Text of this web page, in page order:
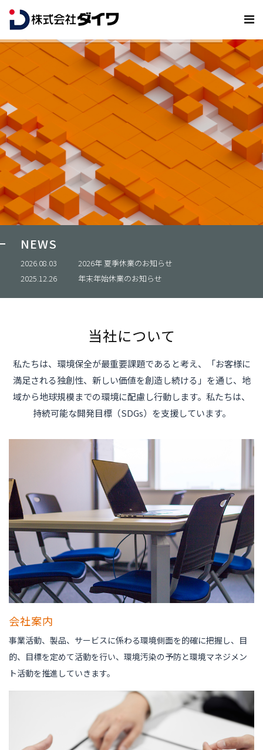
誠心奉仕 ・ 迅速奉仕 ・ 願客奉仕
Sincerity service / Prompt service / Customer service
NEWS
2026.08.03
2026年 夏季休業のお知らせ
2025.12.26
年末年始休業のお知らせ
当社について
私たちは、環境保全が最重要課題であると考え、「お客様に
満足される独創性、新しい価値を創造し続ける」を通じ、地
域から地球規模までの環境に配慮し行動します。私たちは、
持続可能な開発目標（SDGs）を支援しています。
会社案内
事業活動、製品、サービスに係わる環境側面を的確に把握し、目
的、目標を定めて活動を行い、環境汚染の予防と環境マネジメン
ト活動を推進していきます。